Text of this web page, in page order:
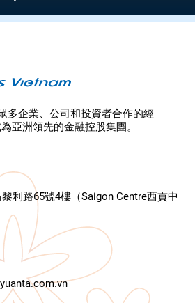
多企業、公司和投資者合作的經
亞洲領先的金融控股集團。
利路65號4樓（Saigon Centre西貢中